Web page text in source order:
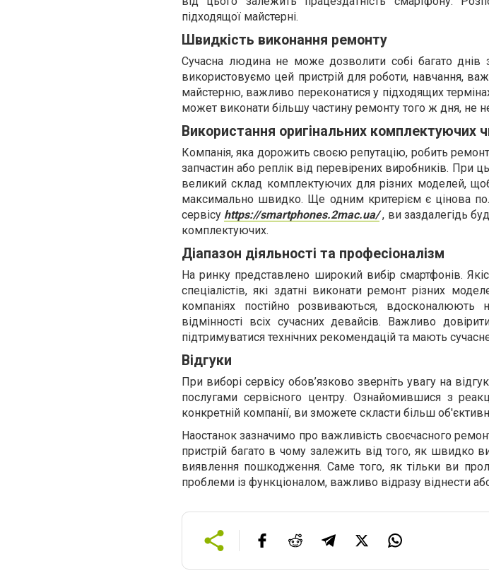
підходящої майстерні.
Швидкість виконання ремонту
Сучасна людина не може дозволити собі багато
використовуємо цей пристрій для роботи, навчання,
майстерню, важливо переконатися у підходящих
может виконати більшу частину ремонту того ж дня, не
Використання оригінальних комплектуючих
Компанія, яка дорожить своєю репутацію, робить
запчастин або реплік від перевірених виробників. При
великий склад комплектуючих для різних моделей,
максимально швидко. Ще одним критерієм є цінова
сервісу https://smartphones.2mac.ua/, ви заздалегідь
комплектуючих.
Діапазон діяльності та професіоналізм
На ринку представлено широкий вибір смартфонів.
спеціалістів, які здатні виконати ремонт різних
компаніях постійно розвиваються, вдосконалюють
відмінності всіх сучасних девайсів. Важливо
підтримуватися технічних рекомендацій та мають
Відгуки
При виборі сервісу обов’язково зверніть увагу на
послугами сервісного центру. Ознайомившися з
конкретній компанії, ви зможете скласти більш
Наостанок зазначимо про важливість своєчасного
пристрій багато в чому залежить від того, як швидко
виявлення пошкодження. Саме того, як тільки ви
проблеми із функціоналом, важливо відразу віднести